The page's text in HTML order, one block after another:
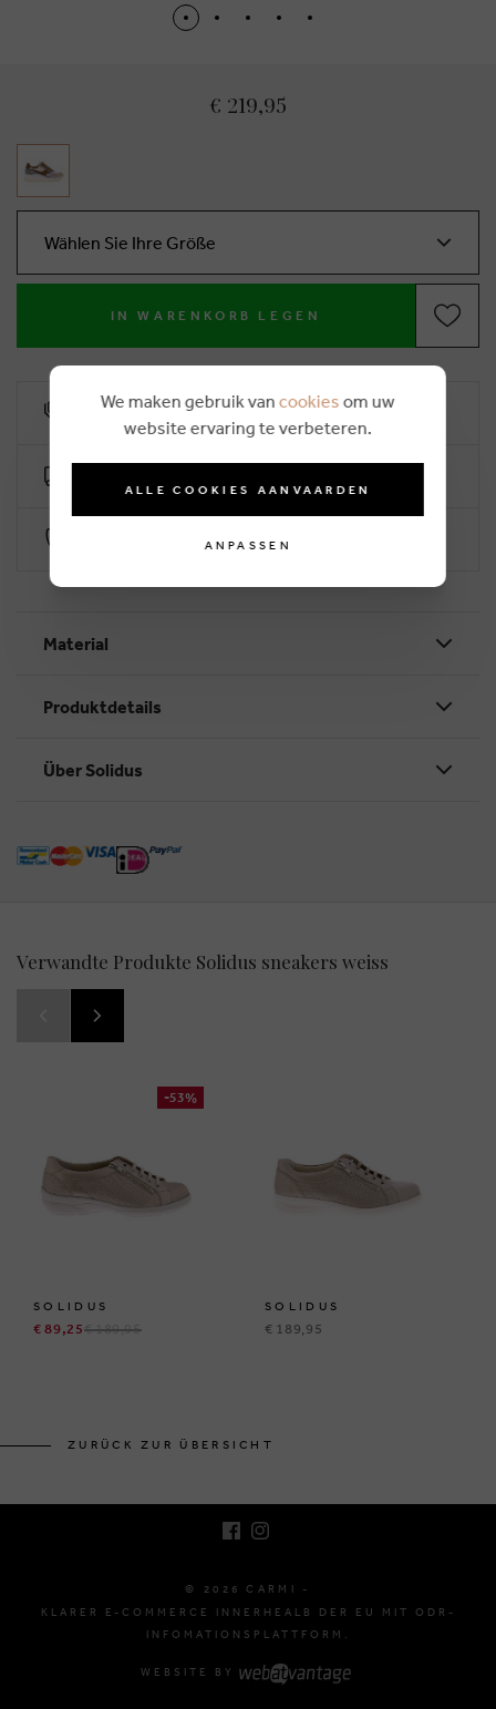
€ 219,95
Wählen Sie Ihre Größe
IN WARENKORB LEGEN
10% Treuerabatt
Sichere Zahlung durch Worldline
Material
Produktdetails
Über Solidus
Verwandte Produkte Solidus sneakers weiss
-53%
SOLIDUS
€ 89,25€ 189,95
SOLIDUS
€ 189,95
ZURÜCK ZUR ÜBERSICHT
© 2026 CARMI -
KLARER E-COMMERCE INNERHEALB DER EU MIT ODR-
INFOMATIONSPLATTFORM.
WEBSITE BY
We maken gebruik van cookies om uw
website ervaring te verbeteren.
ALLE COOKIES AANVAARDEN
ANPASSEN